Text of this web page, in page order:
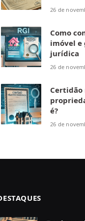
26 de
Como
imóvel e
jurídica
26 de
é?
26 de